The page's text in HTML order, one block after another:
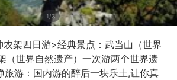
1/3
架四日游>经典景点：武当山（世界
（世界自然遗产）一次游两个世界遗
游：国内游的醉后一块乐土,让你真